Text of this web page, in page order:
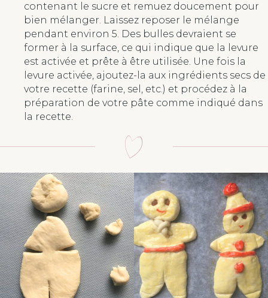
contenant le sucre et remuez doucement pour
bien mélanger. Laissez reposer le mélange
pendant environ 5. Des bulles devraient se
former à la surface, ce qui indique que la levure
est activée et prête à être utilisée. Une fois la
levure activée, ajoutez-la aux ingrédients secs de
votre recette (farine, sel, etc.) et procédez à la
préparation de votre pâte comme indiqué dans
la recette.